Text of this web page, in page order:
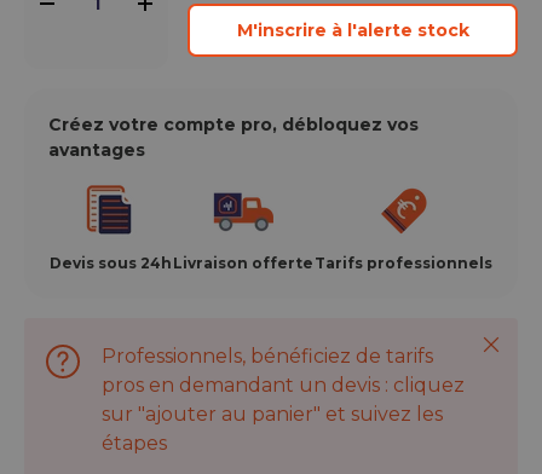
- +
M'inscrire à l'alerte stock
Créez votre compte pro, débloquez vos
avantages
Devis sous 24h Livraison offerte Tarifs professionnels
Professionnels, bénéficiez de tarifs
pros en demandant un devis : cliquez
sur "ajouter au panier" et suivez les
étapes